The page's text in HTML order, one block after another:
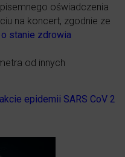
oświadczenia
na koncert, zgodnie ze
stanie zdrowia
od innych
epidemii SARS CoV 2